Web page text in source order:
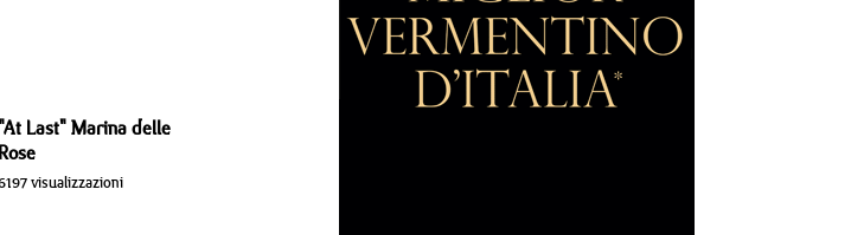
Last" Marina delle
visualizzazioni